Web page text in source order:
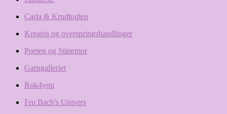
Carla & Krudtuglen
Kreapis og overspringshandlinger
Poeten og Stinemor
Garngalleriet
Rok4you
Fru Bach's Univers